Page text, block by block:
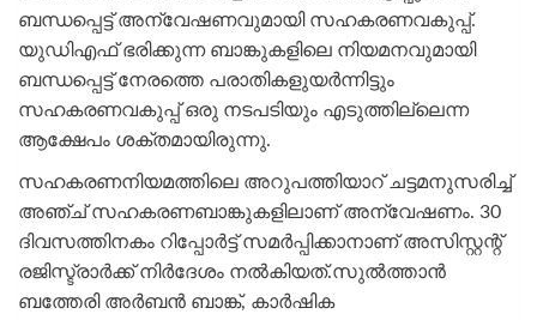
ബന്ധപ്പെട്ട് അന്വേഷണവുമായി സഹകരണവകുപ്പ്.
യുഡിഎഫ് ഭരിക്കുന്ന ബാങ്കുകളിലെ നിയമനവുമായി
ബന്ധപ്പെട്ട് നേരത്തെ പരാതികളുയര്‍ന്നിട്ടും
സഹകരണവകുപ്പ് ഒരു നടപടിയും എടുത്തില്ലെന്ന
ആക്ഷേപം ശക്തമായിരുന്നു.
സഹകരണനിയമത്തിലെ അറുപത്തിയാറ് ചട്ടമനുസരിച്ച്
അഞ്ച് സഹകരണബാങ്കുകളിലാണ് അന്വേഷണം. 30
ദിവസത്തിനകം റിപ്പോര്‍ട്ട് സമര്‍പ്പിക്കാനാണ് അസിസ്റ്റന്റ്
രജിസ്ട്രാര്‍ക്ക് നിര്‍ദേശം നല്‍കിയത്.സുല്‍ത്താന്‍
ബത്തേരി അര്‍ബന്‍ ബാങ്ക്, കാര്‍ഷിക